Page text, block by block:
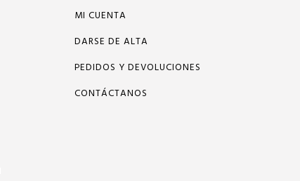
MI CUENTA
DARSE DE ALTA
PEDIDOS Y DEVOLUCIONES
CONTÁCTANOS